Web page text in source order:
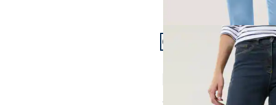
Artikel 10 von 24.
Passform Regular Fit.
Regular Fit
Husky-Jeans
4,6 (459)
ab € 139,99